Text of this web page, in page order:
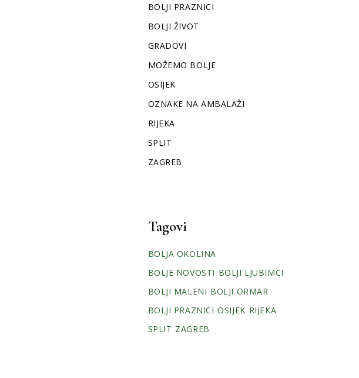
BOLJI PRAZNICI
BOLJI ŽIVOT
GRADOVI
MOŽEMO BOLJE
OSIJEK
OZNAKE NA AMBALAŽI
RIJEKA
SPLIT
ZAGREB
Tagovi
BOLJA OKOLINA
BOLJE NOVOSTI BOLJI LJUBIMCI
BOLJI MALENI BOLJI ORMAR
BOLJI PRAZNICI OSIJEK RIJEKA
SPLIT ZAGREB